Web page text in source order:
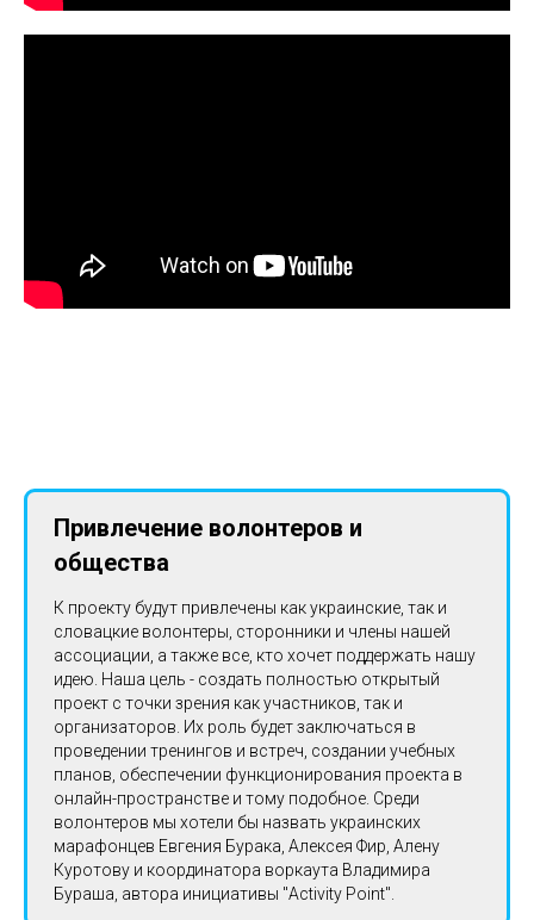
Привлечение волонтеров и
общества
К проекту будут привлечены как украинские, так и
словацкие волонтеры, сторонники и члены нашей
ассоциации, а также все, кто хочет поддержать нашу
идею. Наша цель - создать полностью открытый
проект с точки зрения как участников, так и
организаторов. Их роль будет заключаться в
проведении тренингов и встреч, создании учебных
планов, обеспечении функционирования проекта в
онлайн-пространстве и тому подобное. Среди
волонтеров мы хотели бы назвать украинских
марафонцев Евгения Бурака, Алексея Фир, Алену
Куротову и координатора воркаута Владимира
Бураша, автора инициативы "Activity Point".